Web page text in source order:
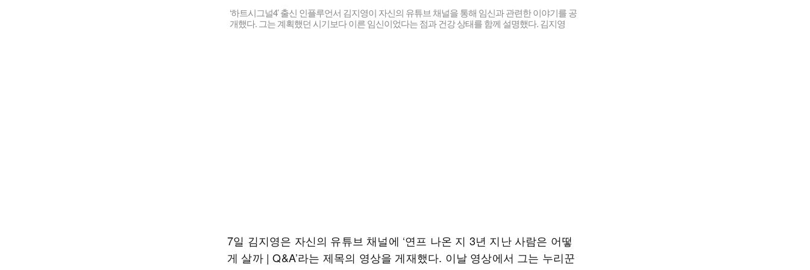
‘하트시그널4’ 출신 인플루언서 김지영이 자신의 유튜브 채널을 통해 임신과 관련한 이야기를 공
개했다. 그는 계획했던 시기보다 이른 임신이었다는 점과 건강 상태를 함께 설명했다. 김지영
7일 김지영은 자신의 유튜브 채널에 ‘연프 나온 지 3년 지난 사람은 어떻
게 살까 | Q&A’라는 제목의 영상을 게재했다. 이날 영상에서 그는 누리꾼